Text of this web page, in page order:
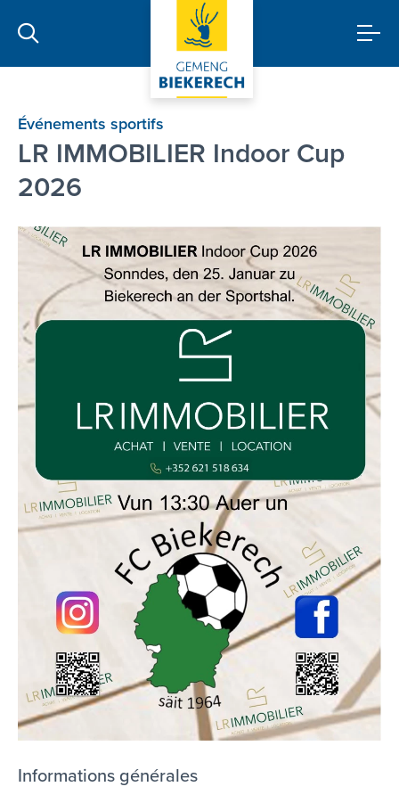
Événements sportifs
LR IMMOBILIER Indoor Cup
2026
Informations générales